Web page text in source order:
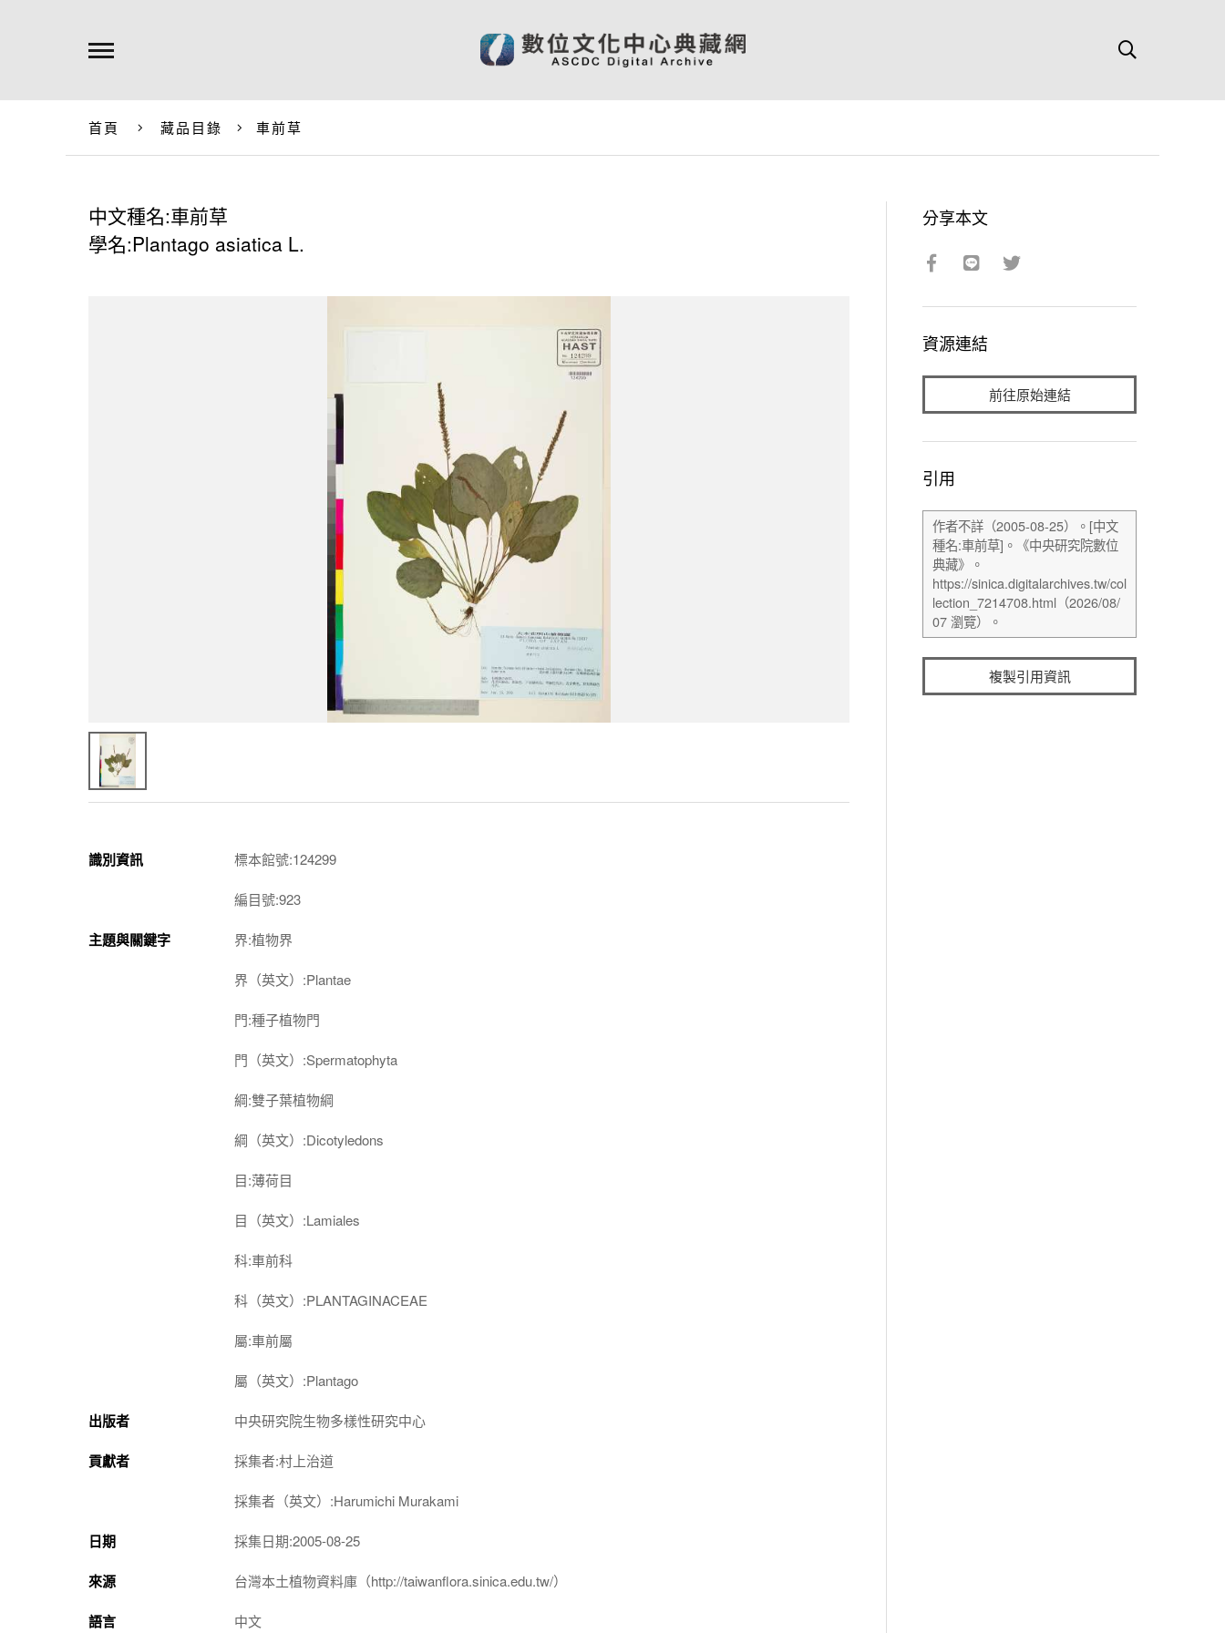
首頁 藏品目錄 車前草
中文種名:車前草
學名:Plantago asiatica L.
識別資訊 標本館號:124299
編目號:923
主題與關鍵字 界:植物界
界（英文）:Plantae
門:種子植物門
門（英文）:Spermatophyta
綱:雙子葉植物綱
綱（英文）:Dicotyledons
目:薄荷目
目（英文）:Lamiales
科:車前科
科（英文）:PLANTAGINACEAE
屬:車前屬
屬（英文）:Plantago
出版者 中央研究院生物多樣性研究中心
貢獻者 採集者:村上治道
採集者（英文）:Harumichi Murakami
日期 採集日期:2005-08-25
來源 台灣本土植物資料庫（http://taiwanflora.sinica.edu.tw/）
語言 中文
分享本文
資源連結
前往原始連結
引用
複製引用資訊